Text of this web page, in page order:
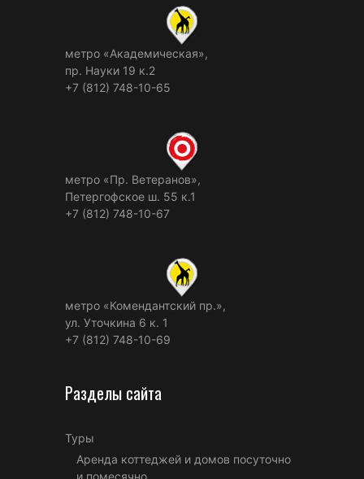
метро «Академическая»,
пр. Науки 19 к.2
+7 (812) 748-10-65
метро «Пр. Ветеранов»,
Петергофское ш. 55 к.1
+7 (812) 748-10-67
метро «Комендантский пр.»,
ул. Уточкина 6 к. 1
+7 (812) 748-10-69
Разделы сайта
Туры
Аренда коттеджей и домов посуточно
и помесячно